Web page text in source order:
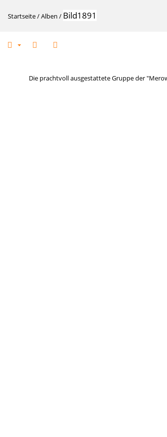
Startseite/Alben / Bild1891
Die prachtvoll ausgestattete Gruppe der